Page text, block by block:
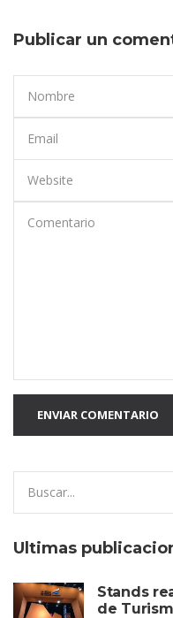
Publicar un
ENVIAR COMENTARIO
for:
Ultimas
Stands
de